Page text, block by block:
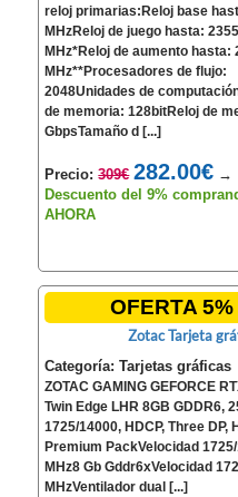
reloj primarias:Reloj base
MHzReloj de juego hasta: 2355
MHz*Reloj de aumento hasta:
MHz**Procesadores de flujo:
2048Unidades de
de memoria: 128bitReloj de
GbpsTamaño d [...]
Precio:309€ 282.00€ →
Descuento del 9%
AHORA
OFERTA
Zotac Tarjeta
Categoría: Tarjetas gráficas
ZOTAC GAMING GEFORCE
Twin Edge LHR 8GB GDDR6,
1725/14000, HDCP, Three DP,
Premium PackVelocidad
MHz8 Gb Gddr6xVelocidad
MHzVentilador dual [...]